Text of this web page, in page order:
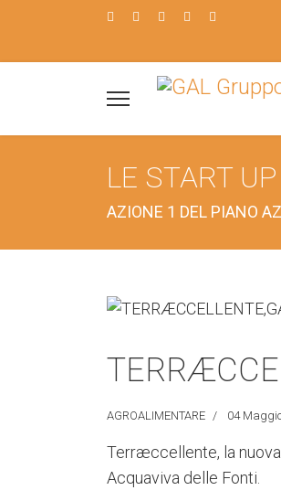
LE START
AZIONE 1 DEL PIANO
AGROALIMENTARE 04
Terræccellente, la
Acquaviva delle Fonti.